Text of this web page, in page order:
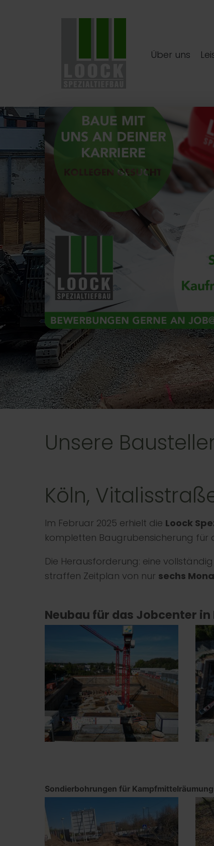
Über uns
Unsere
Köln,
Im Februar 2025 erhielt die Loock
kompletten Baugrubensicherung für
Die Herausforderung: eine
straffen Zeitplan von nur sechs
Neubau für das Jobcenter
Sondierbohrungen für